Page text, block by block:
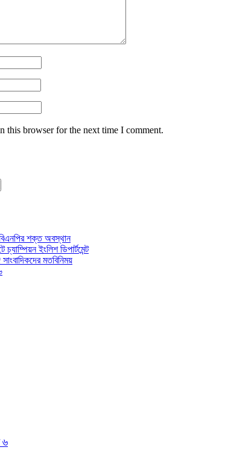
this browser for the next time I comment.
শক্ত অবস্থান
চ্যাম্পিয়ন ইংলিশ ডিপার্টমেন্ট
মতবিনিময়
৬